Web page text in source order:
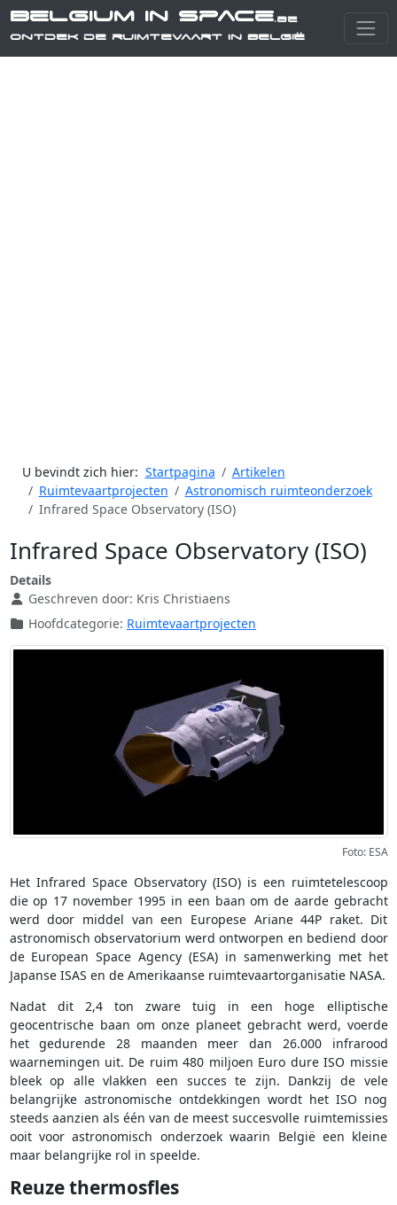
Belgium in Space.be
Ontdek de ruimtevaart in België
U bevindt zich hier: Startpagina
Artikelen
Ruimtevaartprojecten
Astronomisch ruimteonderzoek
Infrared Space Observatory (ISO)
Infrared Space Observatory (ISO)
Details
Geschreven door: Kris Christiaens
Hoofdcategorie: Ruimtevaartprojecten
Foto: ESA
Het Infrared Space Observatory (ISO) is een ruimtetelescoop
die op 17 november 1995 in een baan om de aarde gebracht
werd door middel van een Europese Ariane 44P raket. Dit
astronomisch observatorium werd ontworpen en bediend door
de European Space Agency (ESA) in samenwerking met het
Japanse ISAS en de Amerikaanse ruimtevaartorganisatie NASA.
Nadat dit 2,4 ton zware tuig in een hoge elliptische
geocentrische baan om onze planeet gebracht werd, voerde
het gedurende 28 maanden meer dan 26.000 infrarood
waarnemingen uit. De ruim 480 miljoen Euro dure ISO missie
bleek op alle vlakken een succes te zijn. Dankzij de vele
belangrijke astronomische ontdekkingen wordt het ISO nog
steeds aanzien als één van de meest succesvolle ruimtemissies
ooit voor astronomisch onderzoek waarin België een kleine
maar belangrijke rol in speelde.
Reuze thermosfles